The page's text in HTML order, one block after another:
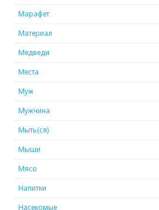
Марафет
Материал
Медведи
Места
Муж
Мужчина
Мыть(ся)
Мыши
Мясо
Напитки
Насекомые